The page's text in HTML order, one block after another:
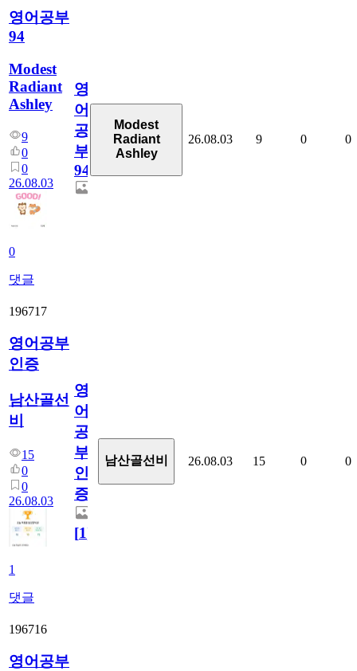
영어공부
94
Modest
Radiant
Ashley
9
0
0
26.08.03
0
댓글
영
어
공
부
94
Modest
Radiant
Ashley
26.08.03 9 0 0
196717
영어공부
인증
남산골선
비
15
0
0
26.08.03
1
댓글
영
어
공
부
인
증
[1]
남산골선비 26.08.03 15 0 0
196716
영어공부